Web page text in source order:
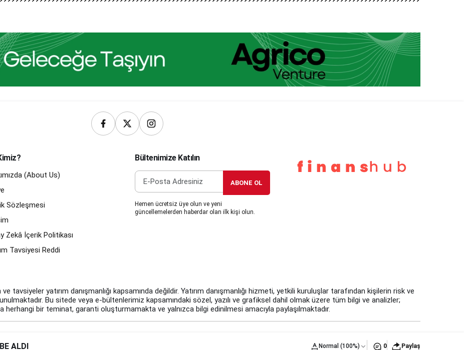
ALDI Normal (100%) 0 Paylaş
(About Us)
Sözleşmesi
Zekâ İçerik Politikası
Tavsiyesi Reddi
Bültenimize Katılın
ABONE OL
Hemen ücretsiz üye olun ve yeni
güncellemelerden haberdar olan ilk kişi olun.
tavsiyeler yatırım danışmanlığı kapsamında değildir. Yatırım danışmanlığı hizmeti, yetkili kuruluşlar tarafından kişilerin risk ve
Bu sitede veya e-bültenlerimiz kapsamındaki sözel, yazılı ve grafiksel dahil olmak üzere tüm bilgi ve analizler;
herhangi bir teminat, garanti oluşturmamakta ve yalnızca bilgi edinilmesi amacıyla paylaşılmaktadır.